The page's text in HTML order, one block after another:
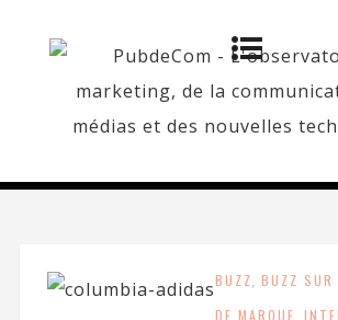
BUZZ, BUZZ SUR
DE MARQUE,